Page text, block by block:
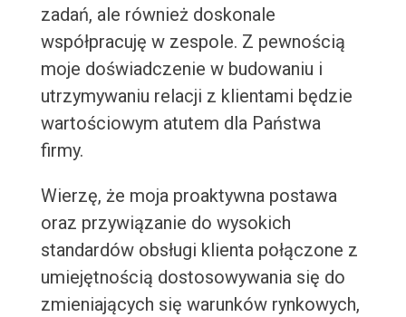
zadań, ale również doskonale
współpracuję w zespole. Z pewnością
moje doświadczenie w budowaniu i
utrzymywaniu relacji z klientami będzie
wartościowym atutem dla Państwa
firmy.
Wierzę, że moja proaktywna postawa
oraz przywiązanie do wysokich
standardów obsługi klienta połączone z
umiejętnością dostosowywania się do
zmieniających się warunków rynkowych,